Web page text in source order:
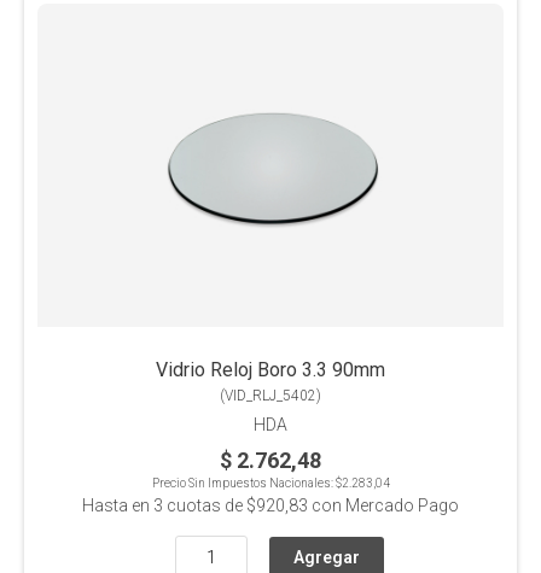
Vidrio Reloj Boro 3.3 90mm
(VID_RLJ_5402)
HDA
$ 2.762,48
Precio Sin Impuestos Nacionales:$2.283,04
Hasta en 3 cuotas de $920,83 con Mercado Pago